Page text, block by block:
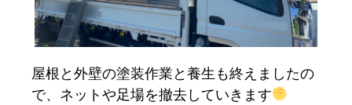
屋根と外壁の塗装作業と養生も終えましたの
で、ネットや足場を撤去していきます